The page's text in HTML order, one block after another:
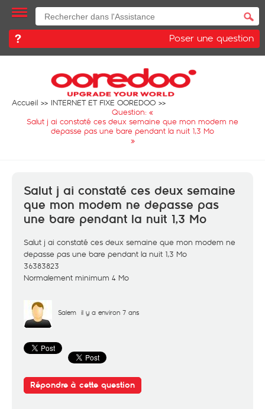
Poser une question
Accueil
INTERNET ET FIXE OOREDOO
Question: «
Salut j ai constaté ces deux semaine que mon modem ne
depasse pas une bare pendant la nuit 1,3 Mo
»
Salut j ai constaté ces deux semaine
que mon modem ne depasse pas
une bare pendant la nuit 1,3 Mo
Salut j ai constaté ces deux semaine que mon modem ne
depasse pas une bare pendant la nuit 1,3 Mo
36383823
Normalement minimum 4 Mo
Salem il y a environ 7 ans
Répondre à cette question